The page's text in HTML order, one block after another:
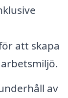
att skapa
av